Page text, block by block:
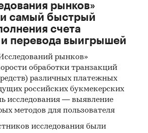
отрасли
включает продажи
звонков и
инструментов аналитики. В
учитываются услуги по
и инструменты
отдельно от
звонков.
коллтрекинга
рынков»
самый быстрый
счета
перевода выигрышей
рынков»
обработки транзакций
различных платежных
российских букмекерских
исследования — выявление
методов для пользователя
исследования были